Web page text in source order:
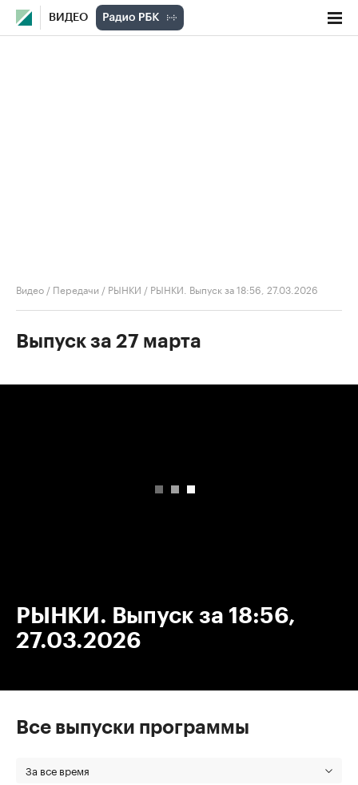
ВИДЕО
Видео / Передачи / РЫНКИ / РЫНКИ. Выпуск за 18:56, 27.03.2026
Выпуск за 27 марта
РЫНКИ. Выпуск за 18:56,
27.03.2026
Все выпуски программы
За все время